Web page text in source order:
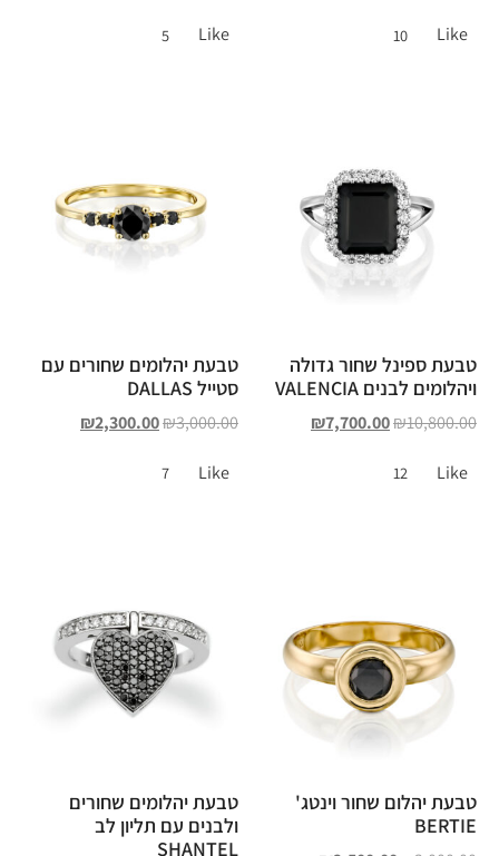
Like
10
Like
5
טבעת ספינל שחור גדולה
ויהלומים לבנים VALENCIA
₪10,800.00
₪7,700.00
Like
12
טבעת יהלומים שחורים עם
סטייל DALLAS
₪3,000.00
₪2,300.00
Like
7
טבעת יהלום שחור וינטג'
BERTIE
טבעת יהלומים שחורים
ולבנים עם תליון לב
SHANTEL